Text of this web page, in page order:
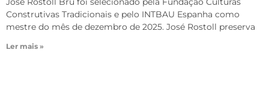
Construtivas Tradicionais e pelo INTBAU Espanha como
mestre do mês de dezembro de 2025. José Rostoll preserva
Ler mais »